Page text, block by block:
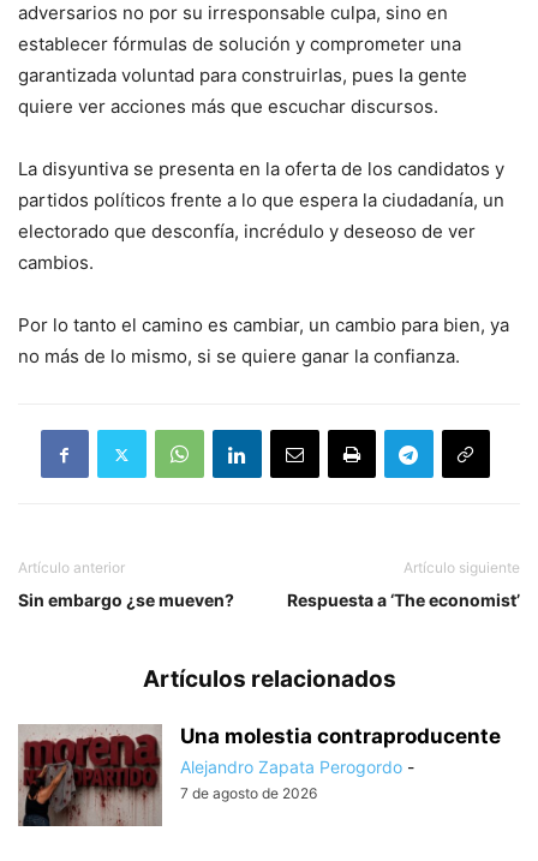
adversarios no por su irresponsable culpa, sino en
establecer fórmulas de solución y comprometer una
garantizada voluntad para construirlas, pues la gente
quiere ver acciones más que escuchar discursos.
La disyuntiva se presenta en la oferta de los candidatos y
partidos políticos frente a lo que espera la ciudadanía, un
electorado que desconfía, incrédulo y deseoso de ver
cambios.
Por lo tanto el camino es cambiar, un cambio para bien, ya
no más de lo mismo, si se quiere ganar la confianza.
Artículo anterior
Sin embargo ¿se mueven?
Artículo siguiente
Respuesta a ‘The economist’
Artículos relacionados
Una molestia contraproducente
Alejandro Zapata Perogordo -
7 de agosto de 2026